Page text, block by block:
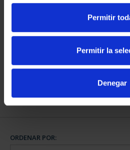
Permitir
Permitir la
Denegar
ALMUDENA GRANDES
ORDENAR POR: